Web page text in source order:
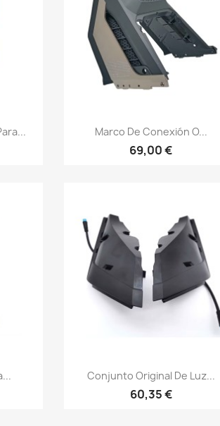
 Vista rápida
Marco De Conexión O...
69,00 €
Vista rápida
Conjunto Original De Luz...
60,35 €